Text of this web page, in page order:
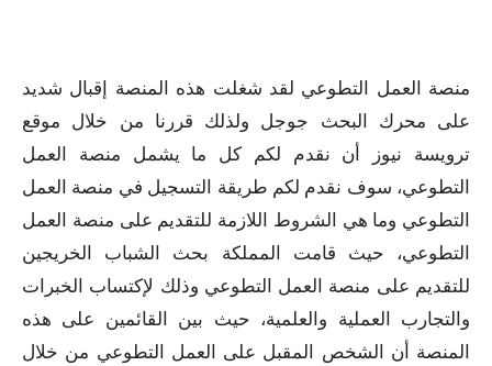
منصة العمل التطوعي لقد شغلت هذه المنصة إقبال شديد
على محرك البحث جوجل ولذلك قررنا من خلال موقع
ترويسة نيوز أن نقدم لكم كل ما يشمل منصة العمل
التطوعي، سوف نقدم لكم طريقة التسجيل في منصة العمل
التطوعي وما هي الشروط اللازمة للتقديم على منصة العمل
التطوعي، حيث قامت المملكة بحث الشباب الخريجين
للتقديم على منصة العمل التطوعي وذلك لإكتساب الخبرات
والتجارب العملية والعلمية، حيث بين القائمين على هذه
المنصة أن الشخص المقبل على العمل التطوعي من خلال